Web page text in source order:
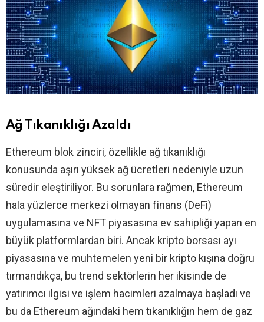
Ağ Tıkanıklığı Azaldı
Ethereum blok zinciri, özellikle ağ tıkanıklığı
konusunda aşırı yüksek ağ ücretleri nedeniyle uzun
süredir eleştiriliyor. Bu sorunlara rağmen, Ethereum
hala yüzlerce merkezi olmayan finans (DeFi)
uygulamasına ve NFT piyasasına ev sahipliği yapan en
büyük platformlardan biri. Ancak kripto borsası ayı
piyasasına ve muhtemelen yeni bir kripto kışına doğru
tırmandıkça, bu trend sektörlerin her ikisinde de
yatırımcı ilgisi ve işlem hacimleri azalmaya başladı ve
bu da Ethereum ağındaki hem tıkanıklığın hem de gaz